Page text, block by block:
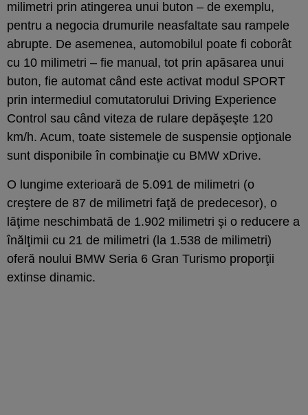
milimetri prin atingerea unui buton – de exemplu,
pentru a negocia drumurile neasfaltate sau rampele
abrupte. De asemenea, automobilul poate fi coborât
cu 10 milimetri – fie manual, tot prin apăsarea unui
buton, fie automat când este activat modul SPORT
prin intermediul comutatorului Driving Experience
Control sau când viteza de rulare depăşeşte 120
km/h. Acum, toate sistemele de suspensie opţionale
sunt disponibile în combinaţie cu BMW xDrive.
O lungime exterioară de 5.091 de milimetri (o
creştere de 87 de milimetri faţă de predecesor), o
lăţime neschimbată de 1.902 milimetri şi o reducere a
înălţimii cu 21 de milimetri (la 1.538 de milimetri)
oferă noului BMW Seria 6 Gran Turismo proporţii
extinse dinamic.